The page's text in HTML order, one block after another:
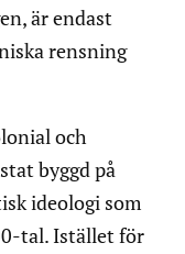
är endast
rensning
och
byggd på
ideologi som
tal. Istället för